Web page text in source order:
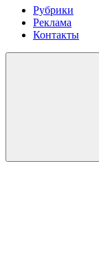
Рубрики
Реклама
Контакты